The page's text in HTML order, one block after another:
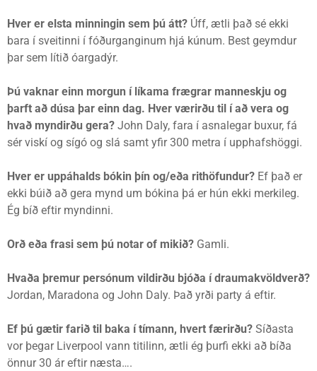
Hver er elsta minningin sem þú átt? Úff, ætli það sé ekki
bara í sveitinni í fóðurganginum hjá kúnum. Best geymdur
þar sem lítið óargadýr.
Þú vaknar einn morgun í líkama frægrar manneskju og
þarft að dúsa þar einn dag. Hver værirðu til í að vera og
hvað myndirðu gera? John Daly, fara í asnalegar buxur, fá
sér viskí og sígó og slá samt yfir 300 metra í upphafshöggi.
Hver er uppáhalds bókin þín og/eða rithöfundur? Ef það er
ekki búið að gera mynd um bókina þá er hún ekki merkileg.
Ég bíð eftir myndinni.
Orð eða frasi sem þú notar of mikið? Gamli.
Hvaða þremur persónum vildirðu bjóða í draumakvöldverð?
Jordan, Maradona og John Daly. Það yrði party á eftir.
Ef þú gætir farið til baka í tímann, hvert færirðu? Síðasta
vor þegar Liverpool vann titilinn, ætli ég þurfi ekki að bíða
önnur 30 ár eftir næsta….